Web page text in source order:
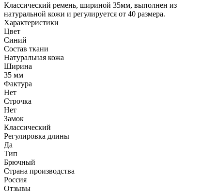
Классический ремень, шириной 35мм, выполнен из
натуральной кожи и регулируется от 40 размера.
Характеристики
Цвет
Синий
Состав ткани
Натуральная кожа
Ширина
35 мм
Фактура
Нет
Строчка
Нет
Замок
Классический
Регулировка длины
Да
Тип
Брючный
Страна производства
Россия
Отзывы